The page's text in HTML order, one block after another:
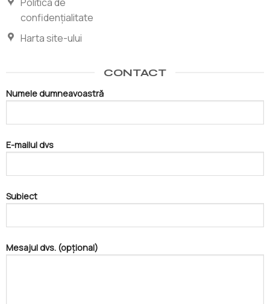
confidențialitate
Harta site-ului
CONTACT
Numele dumneavoastră
E-mailul dvs
Subiect
Mesajul dvs. (opțional)